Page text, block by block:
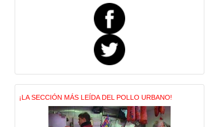
¡LA SECCIÓN MÁS LEÍDA DEL POLLO URBANO!